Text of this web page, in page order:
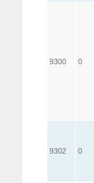
9300 0
9302 0